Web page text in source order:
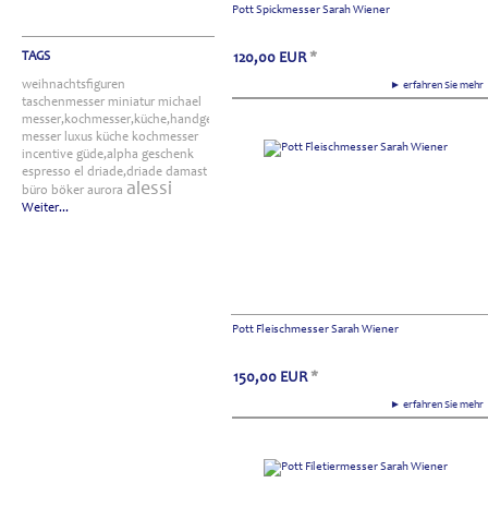
TAGS
weihnachtsfiguren
taschenmesser miniatur michael
messer,kochmesser,küche,handgefertigt
messer luxus küche kochmesser
incentive güde,alpha geschenk
espresso el driade,driade damast
büro böker aurora alessi
Weiter...
Pott Spickmesser Sarah Wiener
► erfahren Sie
120,00 EUR *
Pott Fleischmesser Sarah Wiener
► erfahren Sie
150,00 EUR *